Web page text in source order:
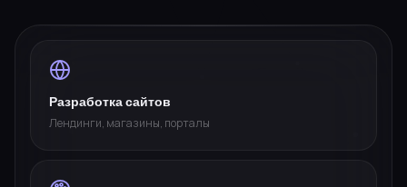
Разработка сайтов
Лендинги, магазины, порталы